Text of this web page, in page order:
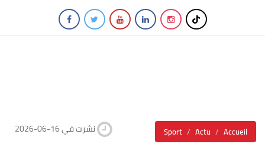
Sport Actu Accueil 2026-06-16 نشرت في